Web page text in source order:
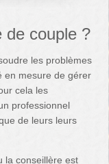
de couple ?
les problèmes
en mesure de gérer
cela les
professionnel
de leurs leurs
la conseillère est